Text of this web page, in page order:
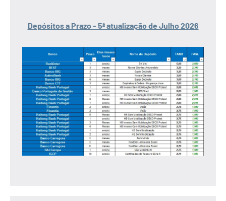
Depósitos a Prazo - 5ª atualização de Julho 2026